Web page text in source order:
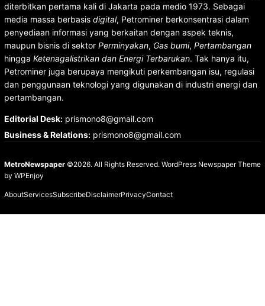
diterbitkan pertama kali di Jakarta pada medio 1973. Sebagai
media massa berbasis digital, Petrominer berkonsentrasi dalam
penyediaan informasi yang berkaitan dengan aspek teknis,
maupun bisnis di sektor Perminyakan, Gas bumi, Pertambangan
hingga Ketenagalistrikan dan Energi Terbarukan. Tak hanya itu,
Petrominer juga berupaya mengikuti perkembangan isu, regulasi
dan penggunaan teknologi yang digunakan di industri energi dan
pertambangan.
Editorial Desk:prismono8@gmail.com
Business & Relations:prismono8@gmail.com
MetroNewspaper©2026. All Rights Reserved. WordPress Newspaper Theme
by WPEnjoy
AboutServicesSubscribeDisclaimerPrivacyContact